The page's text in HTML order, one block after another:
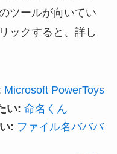
ツールが向いてい
ックすると、詳し
Microsoft PowerToys
い: 命名くん
: ファイル名バババ